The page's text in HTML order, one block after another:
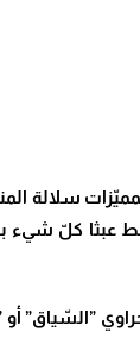
سلالة
عبثا كلّ
”السّياق” أو